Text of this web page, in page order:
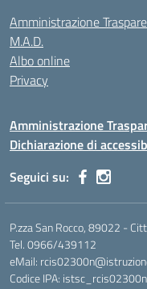
Amministrazione
M.A.D.
Albo online
Privacy
Amministrazione
Dichiarazione di
Seguici su:
P.zza San Rocco, 89022 -
Tel. 0966/439112
eMail:
Codice IPA: istsc_rcis02300n